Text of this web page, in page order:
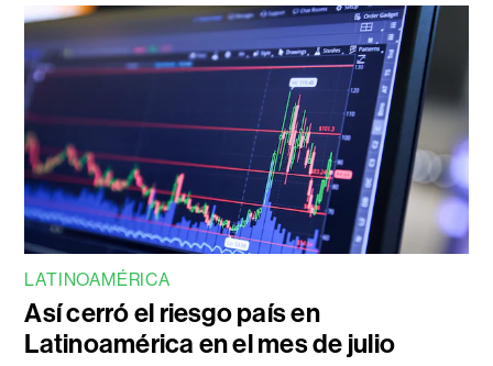
LATINOAMÉRICA
Así cerró el riesgo país en
Latinoamérica en el mes de julio